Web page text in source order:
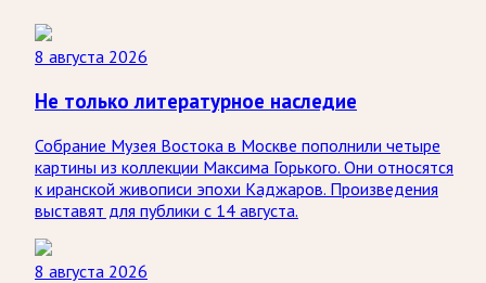
8 августа 2026
Не только литературное наследие
Собрание Музея Востока в Москве пополнили четыре
картины из коллекции Максима Горького. Они относятся
к иранской живописи эпохи Каджаров. Произведения
выставят для публики с 14 августа.
8 августа 2026